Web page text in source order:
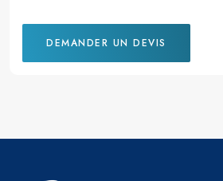
DEMANDER UN DEVIS